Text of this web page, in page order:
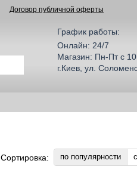
Договор публичной оферты
График работы:
Онлайн: 24/7
Магазин: Пн-Пт с
г.Киев, ул.
Сортировка: по популярности